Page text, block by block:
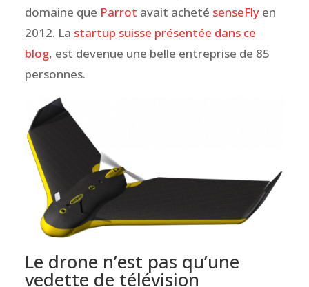
domaine que Parrot avait acheté senseFly en
2012. La startup suisse présentée dans ce
blog, est devenue une belle entreprise de 85
personnes.
Le drone n’est pas qu’une
vedette de télévision